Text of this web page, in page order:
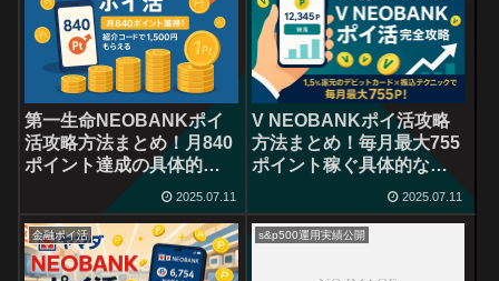
第一生命NEOBANKポイ
活攻略方法まとめ！月840
ポイント達成の具体的手
法と紹介コード活用法
2025.07.11
V NEOBANKポイ活攻略
方法まとめ！毎月最大755
ポイント稼ぐ具体的な方
2025.07.11
金融ポイ活 s&p500運用実績公開